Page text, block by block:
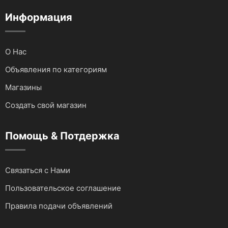
Информация
О Нас
Объявления по категориям
Магазины
Создать свой магазин
Помощь & Потдержка
Связаться с Нами
Пользовательское соглашение
Правила подачи объявлений